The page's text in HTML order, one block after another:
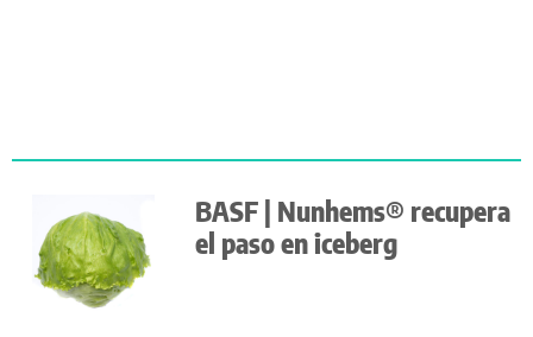
BASF | Nunhems® recupera
el paso en iceberg